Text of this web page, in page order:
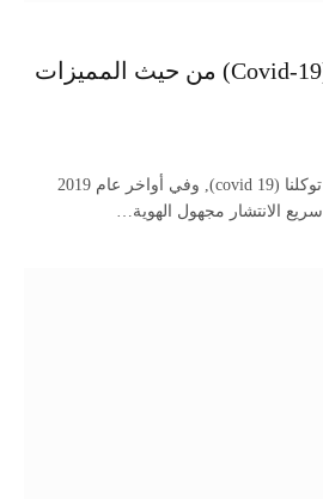
شرح تطبيق توكلنا (Covid-19) من حيث المميزات
اليوم جلبنا لكم شرح تطبيق توكلنا (covid 19), وفي أواخر عام 2019
الانتشار مجهول الهوية…